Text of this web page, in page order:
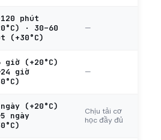
phút
· 30–60
(+30°C)
—
giờ (+20°C)
giờ
—
(+20°C)
ngày
Chịu tải cơ
học đầy đủ